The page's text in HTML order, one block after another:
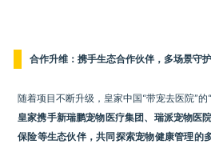
合作升维：携手生态合作伙伴，多场景守
随着项目不断升级，皇家中国“带宠去医院”的
皇家携手新瑞鹏宠物医疗集团、瑞派宠物医
保险等生态伙伴，共同探索宠物健康管理的